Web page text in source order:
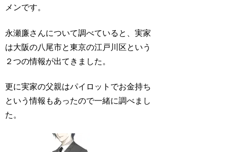
メンです。
永瀬廉さんについて調べていると、実家
は大阪の八尾市と東京の江戸川区という
２つの情報が出てきました。
更に実家の父親はパイロットでお金持ち
という情報もあったので一緒に調べまし
た。